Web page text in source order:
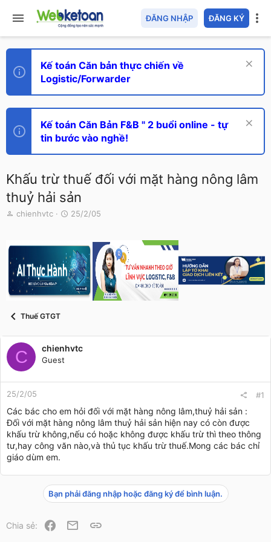
ĐĂNG NHẬP ĐĂNG KÝ
Kế toán Căn bản thực chiến về
Logistic/Forwarder
Kế toán Căn Bản F&B " 2 buổi online - tự
tin bước vào nghề!
Khấu trừ thuế đối với mặt hàng nông lâm
thuỷ hải sản
T
e
a
d
s
a
r
chienhvtc
N
y
g
ử
i
25/2/05
Thuế GTGT
C chienhvtc
Guest
25/2/05 #1
Các bác cho em hỏi đối với mặt hàng nông lâm,thuỷ hải sản :
Đối với mặt hàng nông lâm thuỷ hải sản hiện nay có còn được
khấu trừ không,nếu có hoặc không được khấu trừ thì theo thông
tư,hay công văn nào,và thủ tục khấu trừ thuế.Mong các bác chỉ
giáo dùm em.
Bạn phải đăng nhập hoặc đăng ký để bình luận.
Chia sẻ: Facebook
Email